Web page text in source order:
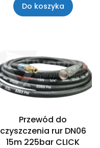
Do koszyka
Przewód do
czyszczenia rur DN06
15m 225bar CLICK